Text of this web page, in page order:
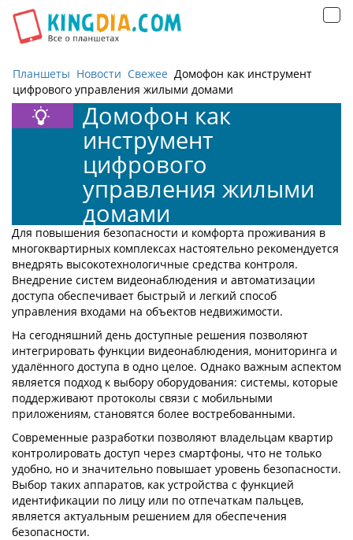
Планшеты Новости Свежее Домофон как инструмент
цифрового управления жилыми домами
Домофон как
инструмент
цифрового
управления жилыми
домами
Для повышения безопасности и комфорта проживания в
многоквартирных комплексах настоятельно рекомендуется
внедрять высокотехнологичные средства контроля.
Внедрение систем видеонаблюдения и автоматизации
доступа обеспечивает быстрый и легкий способ
управления входами на объектов недвижимости.
На сегодняшний день доступные решения позволяют
интегрировать функции видеонаблюдения, мониторинга и
удалённого доступа в одно целое. Однако важным аспектом
является подход к выбору оборудования: системы, которые
поддерживают протоколы связи с мобильными
приложениям, становятся более востребованными.
Современные разработки позволяют владельцам квартир
контролировать доступ через смартфоны, что не только
удобно, но и значительно повышает уровень безопасности.
Выбор таких аппаратов, как устройства с функцией
идентификации по лицу или по отпечаткам пальцев,
является актуальным решением для обеспечения
безопасности.